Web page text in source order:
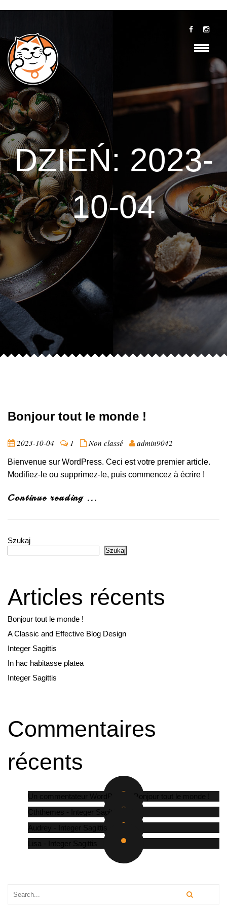
DZIEŃ: 2023-
10-04
Bonjour tout le monde !
2023-10-04 1 Non classé admin9042
Bienvenue sur WordPress. Ceci est votre premier article.
Modifiez-le ou supprimez-le, puis commencez à écrire !
Continue reading ...
Szukaj
Szukaj
Articles récents
Bonjour tout le monde !
A Classic and Effective Blog Design
Integer Sagittis
In hac habitasse platea
Integer Sagittis
Commentaires
récents
Un commentateur WordPress
Bonjour tout le monde !
Cththemes - Integer Sagittis
Audrey - Integer Sagittis
Lisa - Integer Sagittis